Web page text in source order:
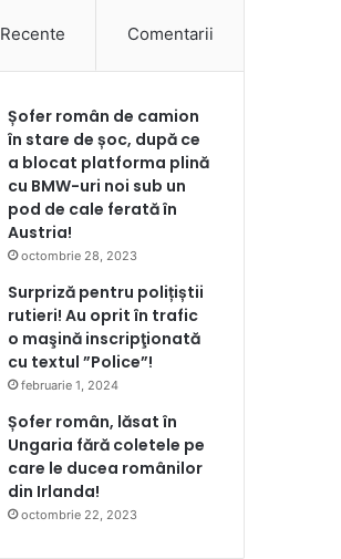
Recente Comentarii
Șofer român de camion
în stare de șoc, după ce
a blocat platforma plină
cu BMW-uri noi sub un
pod de cale ferată în
Austria!
octombrie 28, 2023
Surpriză pentru polițiștii
rutieri! Au oprit în trafic
o maşină inscripţionată
cu textul ”Police”!
februarie 1, 2024
Șofer român, lăsat în
Ungaria fără coletele pe
care le ducea românilor
din Irlanda!
octombrie 22, 2023